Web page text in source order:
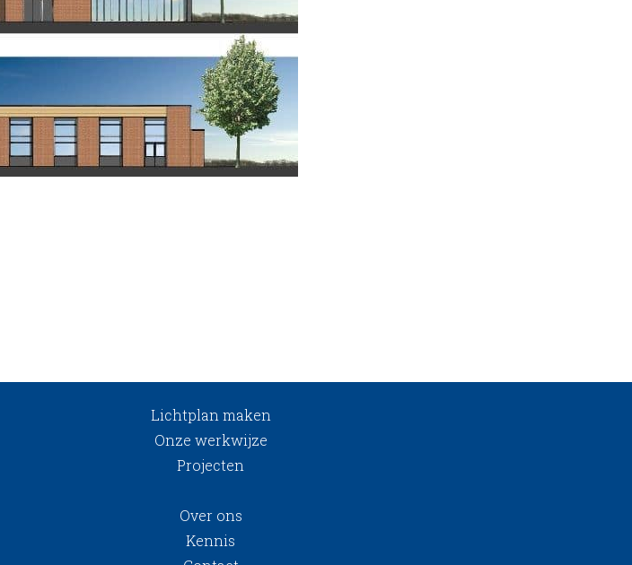
Lichtplan maken
Onze werkwijze
Projecten
Over ons
Kennis